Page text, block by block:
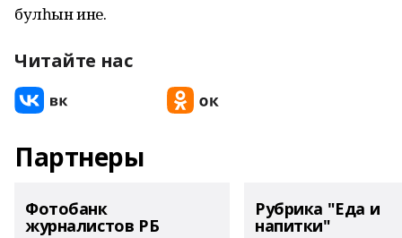
булһын ине.
Читайте нас
Партнеры
Фотобанк
журналистов РБ
Рубрика "Еда и
напитки"